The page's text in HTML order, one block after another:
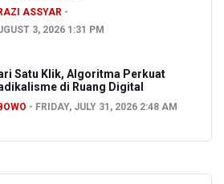
ASSYAR
3, 2026 1:31 PM
Satu Klik, Algoritma Perkuat
di Ruang Digital
FRIDAY, JULY 31, 2026 2:48 AM